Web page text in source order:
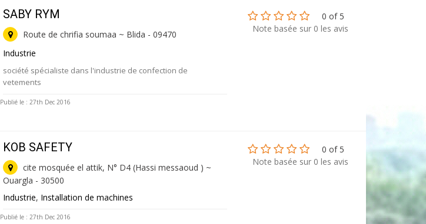
SABY RYM
Route de chrifia soumaa ~ Blida - 09470
Industrie
société spécialiste dans l'industrie de confection de
vetements
Publié le : 27th Dec 2016
0 of 5
Note basée sur 0 les avis
KOB SAFETY
cite mosquée el attik, N° D4 (Hassi messaoud ) ~
Ouargla - 30500
Industrie, Installation de machines
Publié le : 27th Dec 2016
0 of 5
Note basée sur 0 les avis